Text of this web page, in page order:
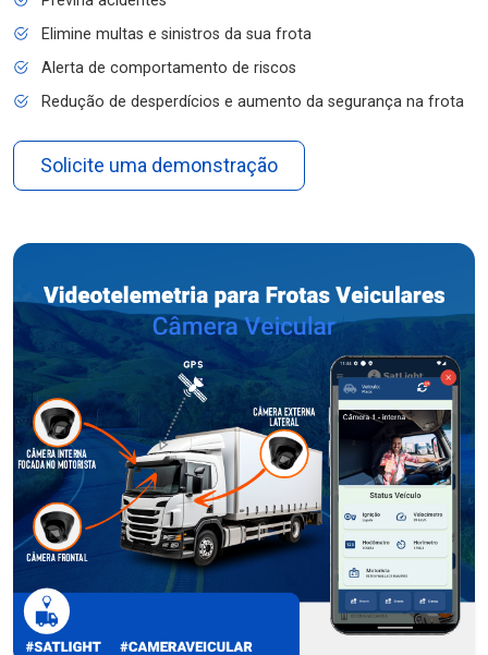
Elimine multas e sinistros da sua frota
Alerta de comportamento de riscos
Redução de desperdícios e aumento da segurança na frota
Solicite uma demonstração